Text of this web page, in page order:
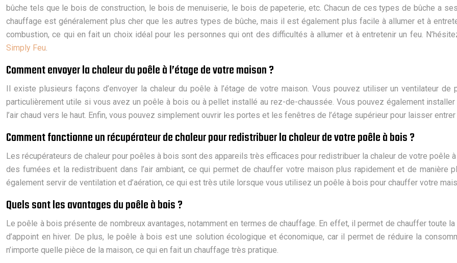
bûche tels que le bois de construction, le bois de menuiserie, le bois de papeterie, etc. Chacun de ces types de bûche a
chauffage est généralement plus cher que les autres types de bûche, mais il est également plus facile à allumer et à
combustion, ce qui en fait un choix idéal pour les personnes qui ont des difficultés à allumer et à entretenir un feu.
Simply Feu.
Comment envoyer la chaleur du poêle à l’étage de votre maison ?
Il existe plusieurs façons d’envoyer la chaleur du poêle à l’étage de votre maison. Vous pouvez utiliser un ventilateur
particulièrement utile si vous avez un poêle à bois ou à pellet installé au rez-de-chaussée. Vous pouvez également
l’air chaud vers le haut. Enfin, vous pouvez simplement ouvrir les portes et les fenêtres de l’étage supérieur pour laisser entrer
Comment fonctionne un récupérateur de chaleur pour redistribuer la chaleur de votre poêle à bois ?
Les récupérateurs de chaleur pour poêles à bois sont des appareils très efficaces pour redistribuer la chaleur de votre poêle
des fumées et la redistribuent dans l’air ambiant, ce qui permet de chauffer votre maison plus rapidement et de manière
également servir de ventilation et d’aération, ce qui est très utile lorsque vous utilisez un poêle à bois pour chauffer votre
Quels sont les avantages du poêle à bois ?
Le poêle à bois présente de nombreux avantages, notamment en termes de chauffage. En effet, il permet de chauffer toute
d’appoint en hiver. De plus, le poêle à bois est une solution écologique et économique, car il permet de réduire la
n’importe quelle pièce de la maison, ce qui en fait un chauffage très pratique.